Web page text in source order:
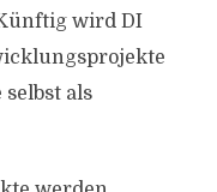
wird DI
als